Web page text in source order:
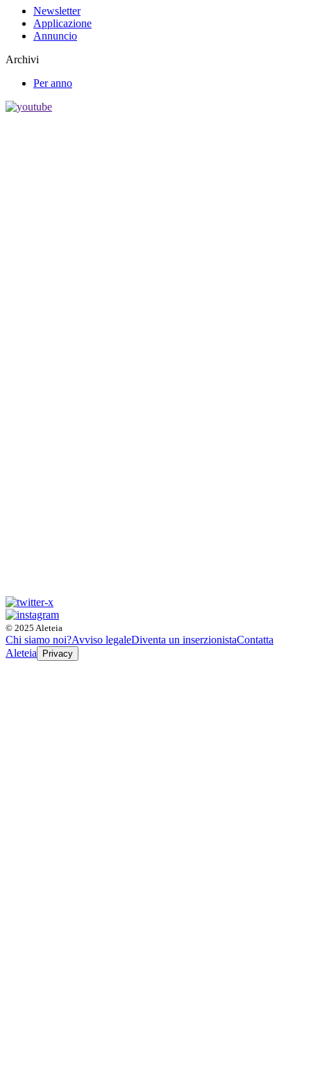
Newsletter
Applicazione
Annuncio
Archivi
Per anno
© 2025 Aleteia
Chi siamo noi?Avviso legaleDiventa un inserzionistaContatta
Aleteia
Privacy